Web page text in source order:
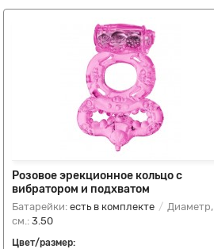
Розовое эрекционное кольцо с
вибратором и подхватом
Батарейки: есть в комплекте
Диаметр,
см.: 3.50
Цвет/размер: